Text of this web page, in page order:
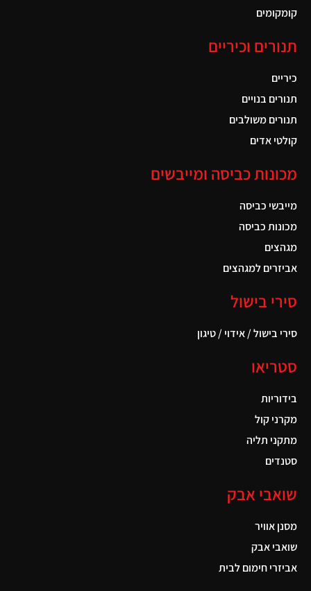
קומקומים
תנורים וכיריים
כיריים
תנורים בנויים
תנורים משולבים
קולטי אדים
מכונות כביסה ומייבשים
מייבשי כביסה
מכונות כביסה
מגהצים
אביזרים למגהצים
סירי בישול
סירי בישול / אידוי / טיגון
סטריאו
בידוריות
מקרני קול
מתקני תליה
סטנדים
שואבי אבק
מסנן אוויר
שואבי אבק
אביזרי חימום לבית